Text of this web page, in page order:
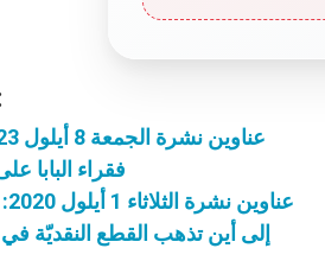
عناوين نشرة الجمعة 8 أيلول 2023: حبّ يسوع
فقراء البابا
عناوين نشرة الثلاثاء 1 أيلول 2020: العناية بالخليقة
إلى أين تذهب القطع النقديّة